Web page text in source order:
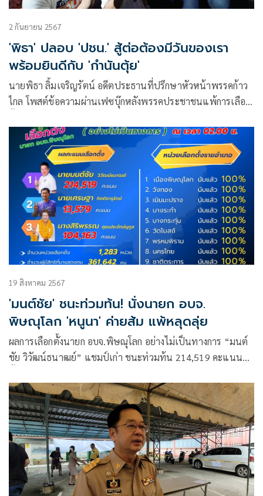
2 กันยายน 2567
'พิธา' ปลอบ 'ปชน.' สู้ต่อต้องมีวันของเรา
พร้อมยินดีกับ 'กำนันตุ้ย'
นายพิธา ลิ้มเจริญรัตน์ อดีตประธานที่ปรึกษาหัวหน้าพรรคก้าว
ไกล โพสต์ข้อความผ่านเฟซบุ๊กหลังพรรคประชาชนแพ้การเลือก
19 สิงหาคม 2567
'มนต์ชัย' ชนะท่วมท้น! นั่งนายก อบจ.
พิษณุโลก 'หนูนา' ค่ายส้ม แพ้หลุดลุ่ย
ผลการเลือกตั้งนายก อบจ.พิษณุโลก อย่างไม่เป็นทางการ “มนต์
ชัย วิวัฒน์ธนาฒย์” แชมป์เก่า ชนะท่วมท้น 214,519 คะแนน